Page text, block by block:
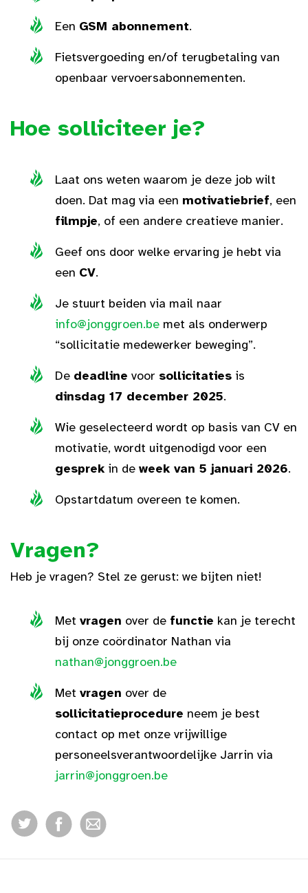
Een GSM abonnement.
Fietsvergoeding en/of terugbetaling van
openbaar vervoersabonnementen.
Hoe solliciteer je?
Laat ons weten waarom je deze job wilt
doen. Dat mag via een motivatiebrief, een
filmpje, of een andere creatieve manier.
Geef ons door welke ervaring je hebt via
een CV.
Je stuurt beiden via mail naar
info@jonggroen.be met als onderwerp
“sollicitatie medewerker beweging”.
De deadline voor sollicitaties is
dinsdag 17 december 2025.
Wie geselecteerd wordt op basis van CV en
motivatie, wordt uitgenodigd voor een
gesprek in de week van 5 januari 2026.
Opstartdatum overeen te komen.
Vragen?
Heb je vragen? Stel ze gerust: we bijten niet!
Met vragen over de functie kan je terecht
bij onze coördinator Nathan via
nathan@jonggroen.be
Met vragen over de
sollicitatieprocedure neem je best
contact op met onze vrijwillige
personeelsverantwoordelijke Jarrin via
jarrin@jonggroen.be